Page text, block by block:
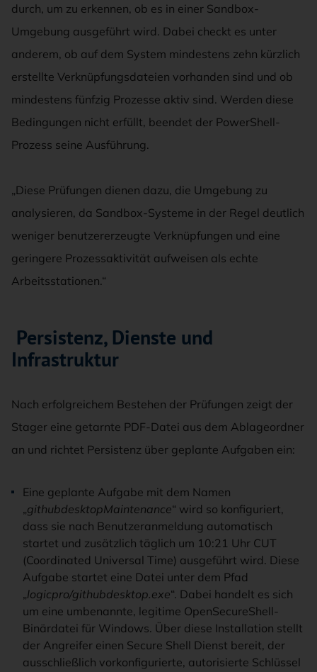
durch, um zu erkennen, ob es in einer Sandbox-
Umgebung ausgeführt wird. Dabei checkt es unter
anderem, ob auf dem System mindestens zehn kürzlich
erstellte Verknüpfungsdateien vorhanden sind und ob
mindestens fünfzig Prozesse aktiv sind. Werden diese
Bedingungen nicht erfüllt, beendet der PowerShell-
Prozess seine Ausführung.
„Diese Prüfungen dienen dazu, die Umgebung zu
analysieren, da Sandbox-Systeme in der Regel deutlich
weniger benutzererzeugte Verknüpfungen und eine
geringere Prozessaktivität aufweisen als echte
Arbeitsstationen.“
Persistenz, Dienste und
Infrastruktur
Nach erfolgreichem Bestehen der Prüfungen zeigt der
Stager eine getarnte PDF-Datei aus dem Ablageordner
an und richtet Persistenz über geplante Aufgaben ein:
Eine geplante Aufgabe mit dem Namen
„githubdesktopMaintenance“ wird so konfiguriert,
dass sie nach Benutzeranmeldung automatisch
startet und zusätzlich täglich um 10:21 Uhr CUT
(Coordinated Universal Time) ausgeführt wird. Diese
Aufgabe startet eine Datei unter dem Pfad
„logicpro/githubdesktop.exe“. Dabei handelt es sich
um eine umbenannte, legitime OpenSecureShell-
Binärdatei für Windows. Über diese Installation stellt
der Angreifer einen Secure Shell Dienst bereit, der
ausschließlich vorkonfigurierte, autorisierte Schlüssel